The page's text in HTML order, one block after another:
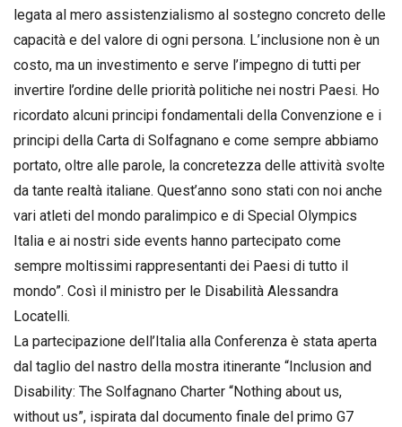
legata al mero assistenzialismo al sostegno concreto delle
capacità e del valore di ogni persona. L’inclusione non è un
costo, ma un investimento e serve l’impegno di tutti per
invertire l’ordine delle priorità politiche nei nostri Paesi. Ho
ricordato alcuni principi fondamentali della Convenzione e i
principi della Carta di Solfagnano e come sempre abbiamo
portato, oltre alle parole, la concretezza delle attività svolte
da tante realtà italiane. Quest’anno sono stati con noi anche
vari atleti del mondo paralimpico e di Special Olympics
Italia e ai nostri side events hanno partecipato come
sempre moltissimi rappresentanti dei Paesi di tutto il
mondo”. Così il ministro per le Disabilità Alessandra
Locatelli.
La partecipazione dell’Italia alla Conferenza è stata aperta
dal taglio del nastro della mostra itinerante “Inclusion and
Disability: The Solfagnano Charter “Nothing about us,
without us”, ispirata dal documento finale del primo G7